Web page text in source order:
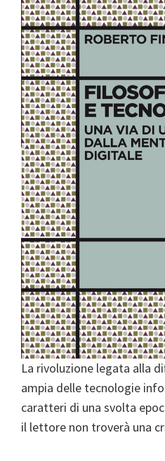
La rivoluzione legata alla
ampia delle tecnologie
caratteri di una svolta
il lettore non troverà una